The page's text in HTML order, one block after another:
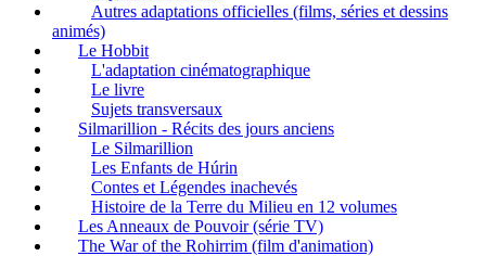
Autres adaptations officielles (films, séries et dessins
animés)
Le Hobbit
L'adaptation cinématographique
Le livre
Sujets transversaux
Silmarillion - Récits des jours anciens
Le Silmarillion
Les Enfants de Húrin
Contes et Légendes inachevés
Histoire de la Terre du Milieu en 12 volumes
Les Anneaux de Pouvoir (série TV)
The War of the Rohirrim (film d'animation)